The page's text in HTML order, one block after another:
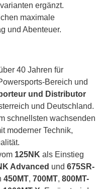
ergänzt.
maximale
und Abenteuer.
40 Jahren für
Bereich und
und Distributor
und Deutschland.
schnellsten wachsenden
moderner Technik,
125NK als Einstieg
Advanced und 675SR-
450MT, 700MT, 800MT-